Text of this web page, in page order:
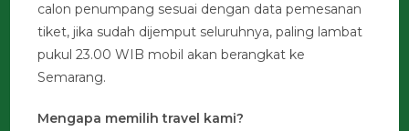
calon penumpang sesuai dengan data pemesanan
tiket, jika sudah dijemput seluruhnya, paling lambat
pukul 23.00 WIB mobil akan berangkat ke
Semarang.
Mengapa memilih travel kami?